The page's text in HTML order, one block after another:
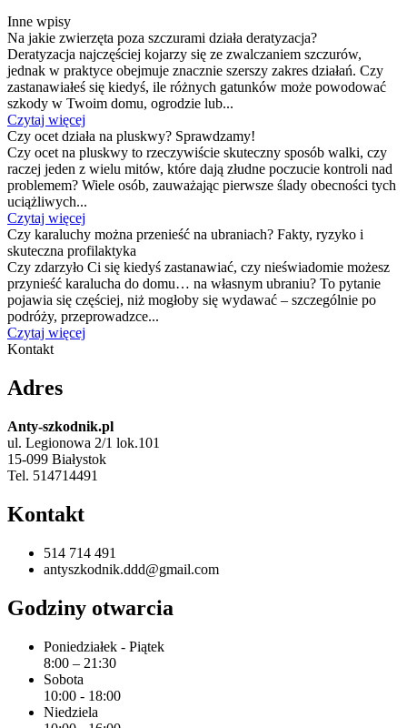
Inne wpisy
Na jakie zwierzęta poza szczurami działa deratyzacja?
Deratyzacja najczęściej kojarzy się ze zwalczaniem szczurów,
jednak w praktyce obejmuje znacznie szerszy zakres działań. Czy
zastanawiałeś się kiedyś, ile różnych gatunków może powodować
szkody w Twoim domu, ogrodzie lub...
Czytaj więcej
Czy ocet działa na pluskwy? Sprawdzamy!
Czy ocet na pluskwy to rzeczywiście skuteczny sposób walki, czy
raczej jeden z wielu mitów, które dają złudne poczucie kontroli nad
problemem? Wiele osób, zauważając pierwsze ślady obecności tych
uciążliwych...
Czytaj więcej
Czy karaluchy można przenieść na ubraniach? Fakty, ryzyko i
skuteczna profilaktyka
Czy zdarzyło Ci się kiedyś zastanawiać, czy nieświadomie możesz
przynieść karalucha do domu… na własnym ubraniu? To pytanie
pojawia się częściej, niż mogłoby się wydawać – szczególnie po
podróży, przeprowadzce...
Czytaj więcej
Kontakt
Adres
Anty-szkodnik.pl
ul. Legionowa 2/1 lok.101
15-099 Białystok
Tel. 514714491
Kontakt
514 714 491
antyszkodnik.ddd@gmail.com
Godziny otwarcia
Poniedziałek - Piątek
8:00 – 21:30
Sobota
10:00 - 18:00
Niedziela